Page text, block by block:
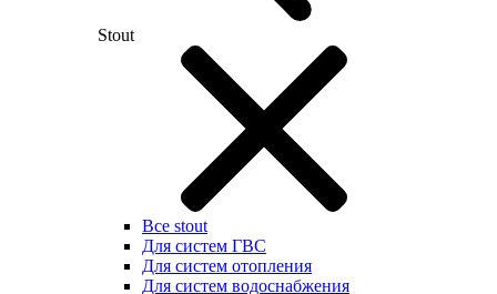
Stout
Все stout
Для систем ГВС
Для систем отопления
Для систем водоснабжения